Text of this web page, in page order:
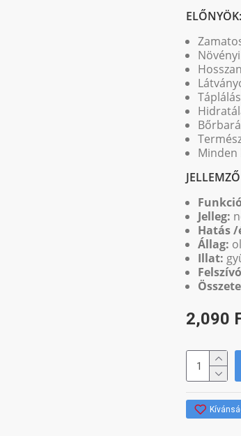
ELŐNYÖK:
Jelleg:
Hatás /
Állag:
Illat:
2,090